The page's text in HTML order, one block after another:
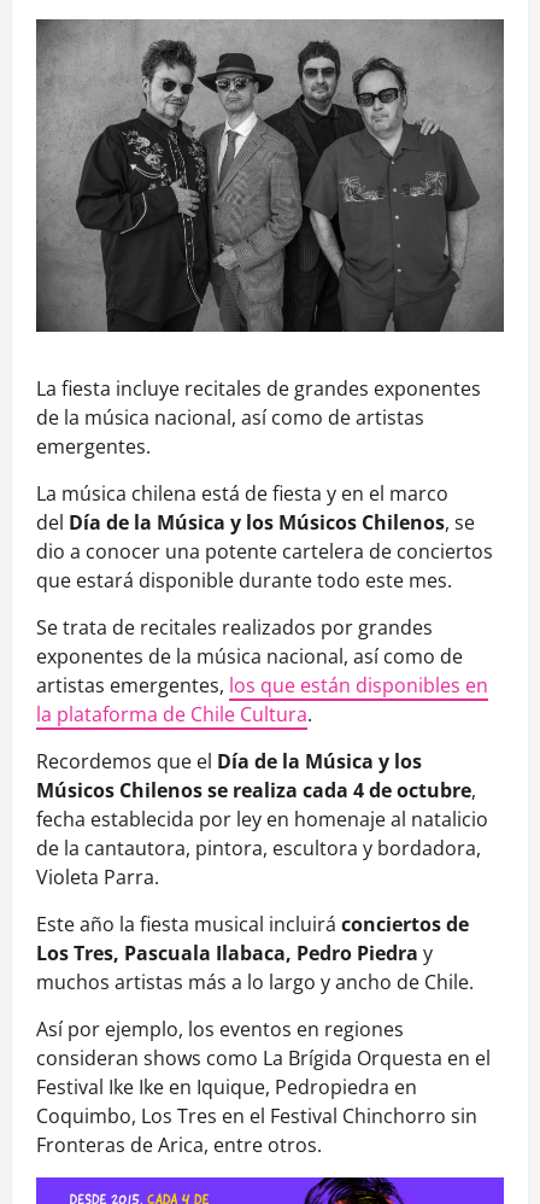
La fiesta incluye recitales de grandes exponentes
de la música nacional, así como de artistas
emergentes.
La música chilena está de fiesta y en el marco
del Día de la Música y los Músicos Chilenos, se
dio a conocer una potente cartelera de conciertos
que estará disponible durante todo este mes.
Se trata de recitales realizados por grandes
exponentes de la música nacional, así como de
artistas emergentes, los que están disponibles en
la plataforma de Chile Cultura.
Recordemos que el Día de la Música y los
Músicos Chilenos se realiza cada 4 de octubre,
fecha establecida por ley en homenaje al natalicio
de la cantautora, pintora, escultora y bordadora,
Violeta Parra.
Este año la fiesta musical incluirá conciertos de
Los Tres, Pascuala Ilabaca, Pedro Piedra y
muchos artistas más a lo largo y ancho de Chile.
Así por ejemplo, los eventos en regiones
consideran shows como La Brígida Orquesta en el
Festival Ike Ike en Iquique, Pedropiedra en
Coquimbo, Los Tres en el Festival Chinchorro sin
Fronteras de Arica, entre otros.